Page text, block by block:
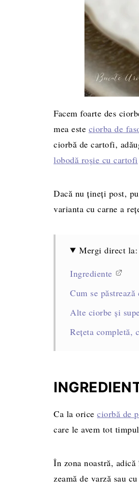
Facem foarte des
mea este ciorba de
ciorbă de cartofi,
lobodă roșie cu cartofi
Dacă nu țineți post,
varianta cu carne a
Mergi direct la:
Ingrediente
Cum se
Alte ciorbe și
Rețeta completă,
Ca la orice ciorbă de
care le avem tot
În zona noastră,
zeamă de varză sau